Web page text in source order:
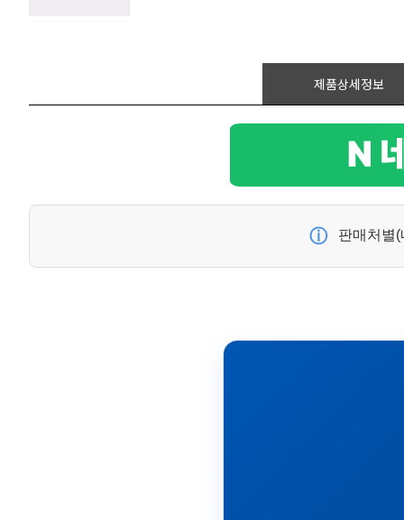
제품상세정보
ⓘ 판매처별